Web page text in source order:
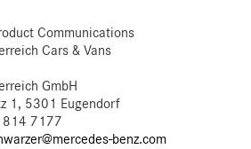
Communications
Cars & Vans
GmbH
1, 5301 Eugendorf
814 7177
benz.com